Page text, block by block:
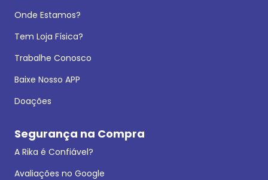
Onde Estamos?
Tem Loja Física?
Trabalhe Conosco
Baixe Nosso APP
Doações
Segurança na Compra
A Rika é Confiável?
Avaliações no Google